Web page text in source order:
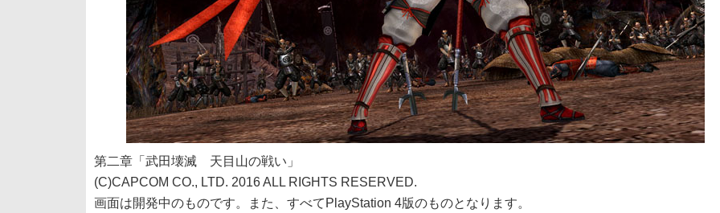
第二章「武田壊滅 天目山の戦い」
(C)CAPCOM CO., LTD. 2016 ALL RIGHTS RESERVED.
画面は開発中のものです。また、すべてPlayStation 4版のものとなります。